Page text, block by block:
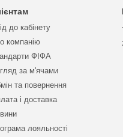
до кабінету
компанію
ФІФА
за м'ячами
та повернення
і доставка
лояльності